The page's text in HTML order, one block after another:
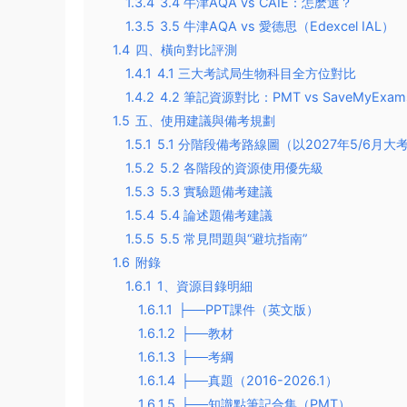
1.3.5 3.5 牛津AQA vs 愛德思（Edexcel IAL）
1.4 四、橫向對比評測
1.4.1 4.1 三大考試局生物科目全方位對比
1.4.2 4.2 筆記資源對比：PMT vs
1.5 五、使用建議與備考規劃
1.5.1 5.1 分階段備考路線圖（以2027年5/6月大考
1.5.2 5.2 各階段的資源使用優先級
1.5.3 5.3 實驗題備考建議
1.5.4 5.4 論述題備考建議
1.5.5 5.5 常見問題與“避坑指南”
1.6 附錄
1.6.1 1、資源目錄明細
1.6.1.1
├──PPT課件（英文版）
1.6.1.2
├──教材
1.6.1.3
├──考綱
1.6.1.4
├──真題（2016-2026.1）
1.6.1.5
├──知識點筆記合集（PMT）